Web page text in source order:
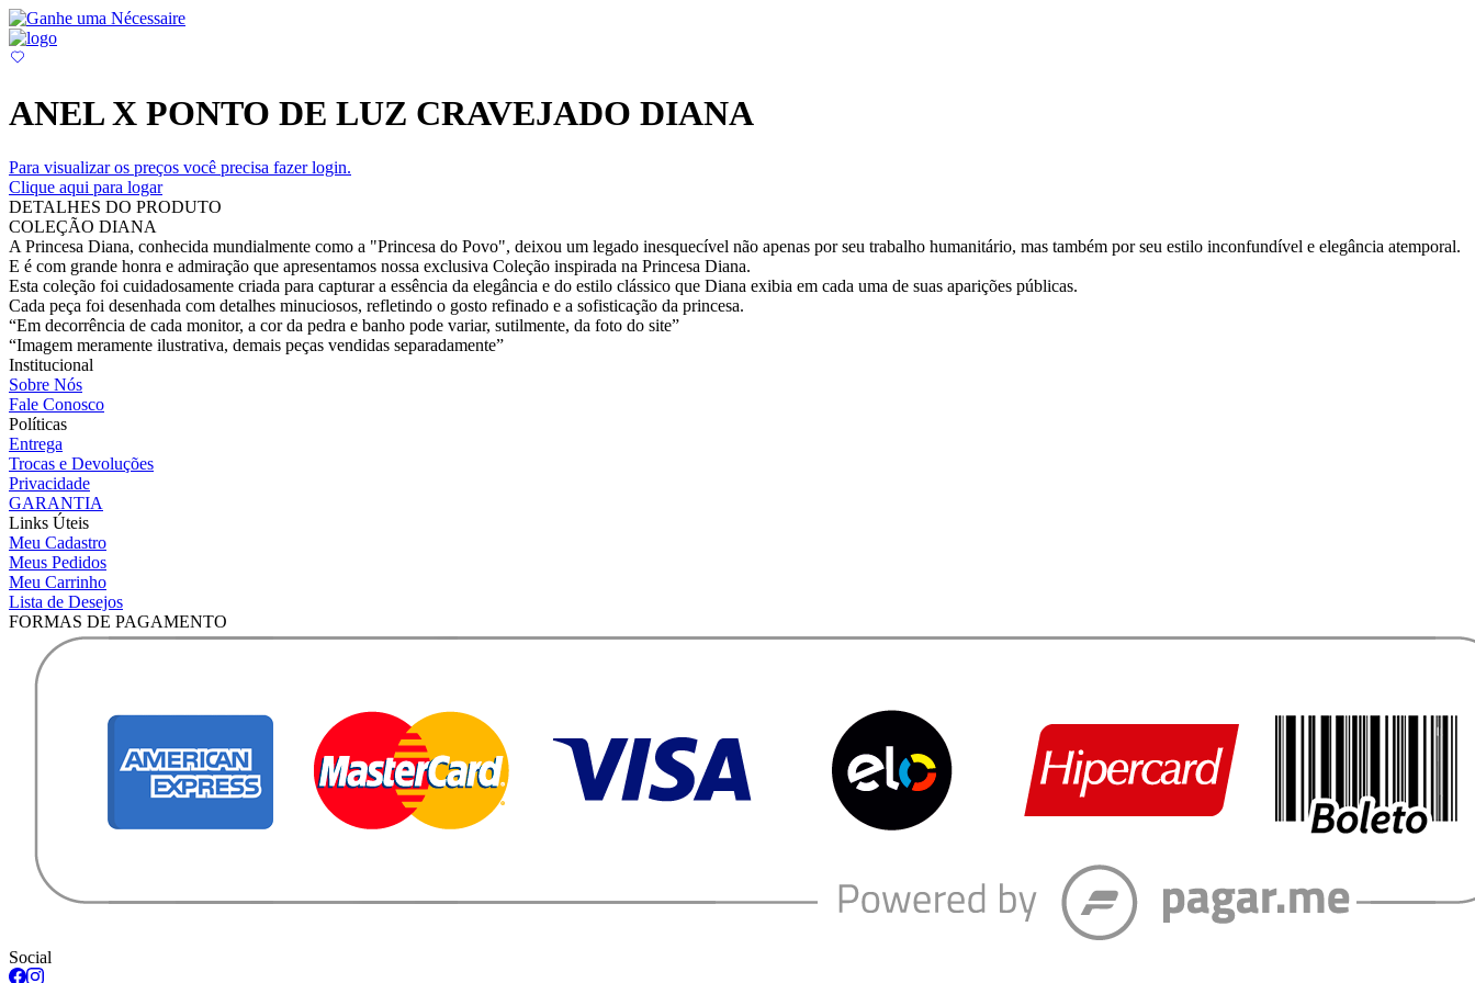
ANEL X PONTO DE LUZ CRAVEJADO DIANA
Para visualizar os preços você precisa fazer login.
Clique aqui para logar
DETALHES DO PRODUTO
COLEÇÃO DIANA
A Princesa Diana, conhecida mundialmente como a "Princesa do Povo", deixou um legado inesquecível não apenas por seu trabalho humanitário, mas também por seu estilo inconfundível e elegância atemporal.
E é com grande honra e admiração que apresentamos nossa exclusiva Coleção inspirada na Princesa Diana.
Esta coleção foi cuidadosamente criada para capturar a essência da elegância e do estilo clássico que Diana exibia em cada uma de suas aparições públicas.
Cada peça foi desenhada com detalhes minuciosos, refletindo o gosto refinado e a sofisticação da princesa.
“Em decorrência de cada monitor, a cor da pedra e banho pode variar, sutilmente, da foto do site”
“Imagem meramente ilustrativa, demais peças vendidas separadamente”
Institucional
Sobre Nós
Fale Conosco
Políticas
Entrega
Trocas e Devoluções
Privacidade
GARANTIA
Links Úteis
Meu Cadastro
Meus Pedidos
Meu Carrinho
Lista de Desejos
FORMAS DE PAGAMENTO
Social